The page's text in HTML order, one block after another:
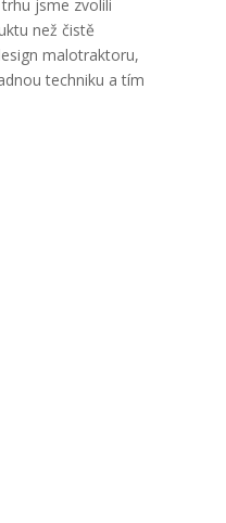
jsme zvolili
než čistě
malotraktoru,
techniku a tím